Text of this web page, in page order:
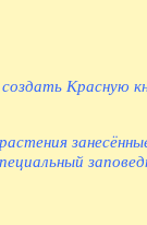
Красную